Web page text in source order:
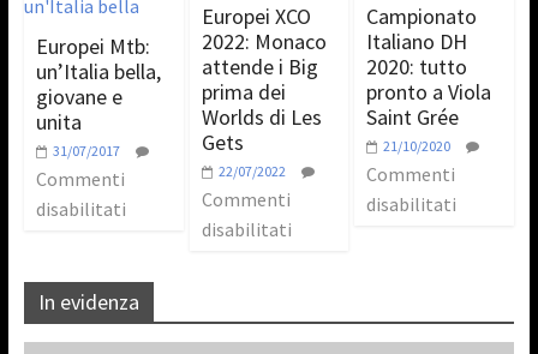
Europei Mtb:
un’Italia bella,
giovane e
unita
31/07/2017
Commenti
disabilitati
Europei XCO
2022: Monaco
attende i Big
prima dei
Worlds di Les
Gets
22/07/2022
Commenti
disabilitati
Campionato
Italiano DH
2020: tutto
pronto a Viola
Saint Grée
21/10/2020
Commenti
disabilitati
In evidenza